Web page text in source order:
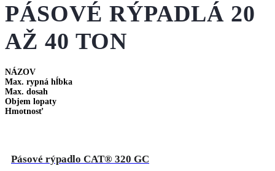
PÁSOVÉ RÝPADLÁ 20
AŽ 40 TON
NÁZOV
Max. rypná hĺbka
Max. dosah
Objem lopaty
Hmotnosť
Pásové rýpadlo CAT® 320 GC